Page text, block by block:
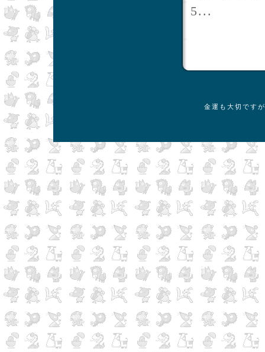
5...
金運も大切です